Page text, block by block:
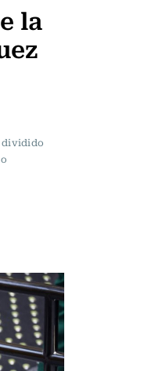
la
dividido